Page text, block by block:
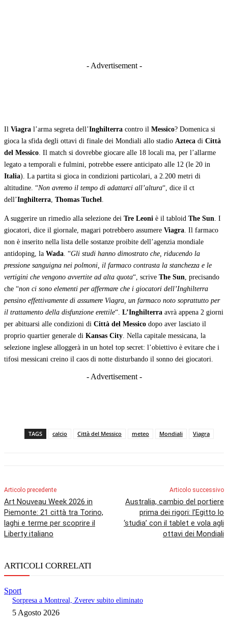
- Advertisement -
Il Viagra l’arma segreta dell’Inghilterra contro il Messico? Domenica si
gioca la sfida degli ottavi di finale dei Mondiali allo stadio Azteca di Città
del Messico. Il match si dovrebbe giocare alle 18 locali ma, per l’allarme
legato a temporali e fulmini, potrebbe essere anticipato alle 12 (le 20 in
Italia). La partita si gioca in condizioni particolari, a 2.200 metri di
altitudine. “Non avremo il tempo di adattarci all’altura“, dice il ct
dell’Inghilterra, Thomas Tuchel.
A suggerire un rimedio alla selezione dei Tre Leoni è il tabloid The Sun. I
giocatori, dice il giornale, magari potrebbero assumere Viagra. Il farmaco
non è inserito nella lista delle sostanze proibite dell’agenzia mondiale
antidoping, la Wada. “Gli studi hanno dimostrato che, riducendo la
pressione sanguigna nei polmoni, il farmaco contrasta la stanchezza e le
vertigini che vengono avvertite ad alta quota“, scrive The Sun, precisando
che “non ci sono elementi per affermare che i giocatori dell’Inghilterra
pensino effettivamente di assumere Viagra, un farmaco noto soprattutto per
il trattamento della disfunzione erettile“. L’Inghilterra avrà appena 2 giorni
per abituarsi alle condizioni di Città del Messico dopo aver lasciato il
proprio quartier generale di Kansas City. Nella capitale messicana, la
selezione inglese alloggerà in un hotel top secret: l’obiettivo è evitare che i
tifosi messicani creino il caos di notte disturbando il sonno dei giocatori.
- Advertisement -
TAGS calcio Città del Messico meteo Mondiali Viagra
Articolo precedente
Art Nouveau Week 2026 in
Piemonte: 21 città tra Torino,
laghi e terme per scoprire il
Liberty italiano
Articolo successivo
Australia, cambio del portiere
prima dei rigori: l’Egitto lo
‘studia’ con il tablet e vola agli
ottavi dei Mondiali
ARTICOLI CORRELATI
Sport
Sorpresa a Montreal, Zverev subito eliminato
5 Agosto 2026